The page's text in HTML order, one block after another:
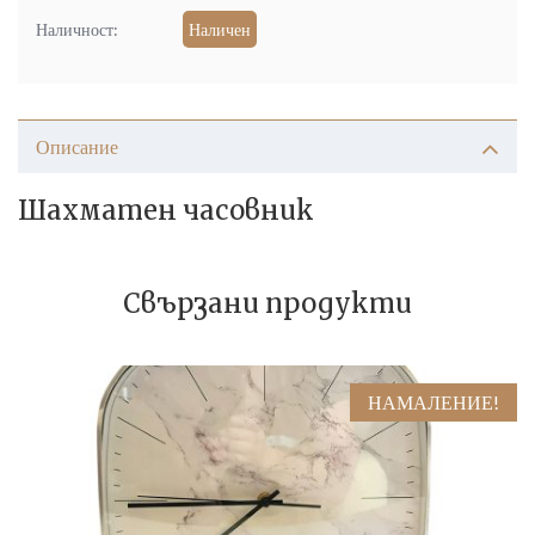
Наличност: Наличен
Описание
Шахматен часовник
Свързани продукти
НАМАЛЕНИЕ!